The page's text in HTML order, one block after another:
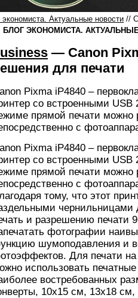
экономиста. Актуальные новости //
БЛОГ ЭКОНОМИСТА.
— Canon
для печати
Pixma iP4840 –
со встроенными
прямой печати можно
с
Pixma iP4840 –
со встроенными
прямой печати можно
с
тому, что этот
чернильницами
и разрешению печати
фотографии
шумоподавления и
Для печати
использовать
востребованных
10x15 см, 13x18